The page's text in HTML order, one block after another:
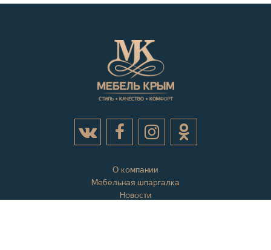
О компании
Мебельная шпаргалка
Новости